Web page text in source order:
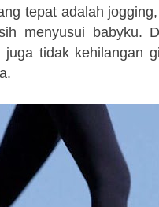
tepat adalah jogging
menyusui babyku.
tidak kehilangan